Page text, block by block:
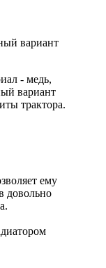
вариант
- медь,
вариант
трактора.
ему
довольно